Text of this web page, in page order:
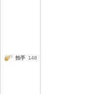
拍手 148